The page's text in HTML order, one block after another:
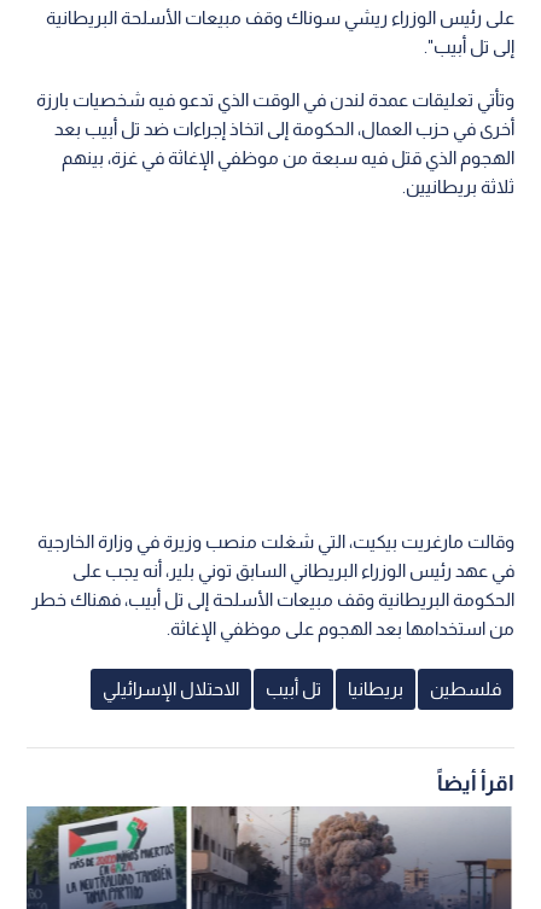
على رئيس الوزراء ريشي سوناك وقف مبيعات الأسلحة البريطانية
إلى تل أبيب".
وتأتي تعليقات عمدة لندن في الوقت الذي تدعو فيه شخصيات بارزة
أخرى في حزب العمال، الحكومة إلى اتخاذ إجراءات ضد تل أبيب بعد
الهجوم الذي قتل فيه سبعة من موظفي الإغاثة في غزة، بينهم
ثلاثة بريطانيين.
وقالت مارغريت بيكيت، التي شغلت منصب وزيرة في وزارة الخارجية
في عهد رئيس الوزراء البريطاني السابق توني بلير، أنه يجب على
الحكومة البريطانية وقف مبيعات الأسلحة إلى تل أبيب، فهناك خطر
من استخدامها بعد الهجوم على موظفي الإغاثة.
فلسطين بريطانيا تل أبيب الاحتلال الإسرائيلي
اقرأ أيضاً